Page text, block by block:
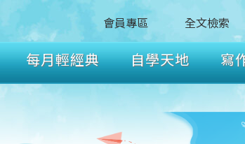
會員專區 全文檢索
每月輕經典 自學天地 寫